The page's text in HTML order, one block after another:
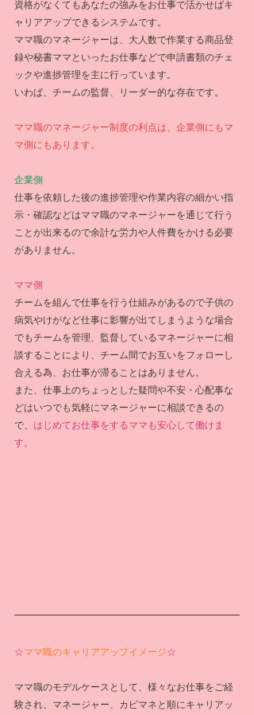
資格がなくてもあなたの強みをお仕事で活かせばキ
ャリアアップできるシステムです。
ママ職のマネージャーは、大人数で作業する商品登
録や秘書ママといったお仕事などで申請書類のチェ
ックや進捗管理を主に行っています。
いわば、チームの監督、リーダー的な存在です。
ママ職のマネージャー制度の利点は、企業側にもマ
マ側にもあります。
企業側
仕事を依頼した後の進捗管理や作業内容の細かい指
示・確認などはママ職のマネージャーを通じて行う
ことが出来るので余計な労力や人件費をかける必要
がありません。
ママ側
チームを組んで仕事を行う仕組みがあるので子供の
病気やけがなど仕事に影響が出てしまうような場合
でもチームを管理、監督しているマネージャーに相
談することにより、チーム間でお互いをフォローし
合える為、お仕事が滞ることはありません。
また、仕事上のちょっとした疑問や不安・心配事な
どはいつでも気軽にマネージャーに相談できるの
で、 はじめてお仕事をするママも安心して働けま
す。
☆ママ職のキャリアアップイメージ☆
ママ職のモデルケースとして、様々なお仕事をご経
験され、マネージャー、カピマネと順にキャリアッ